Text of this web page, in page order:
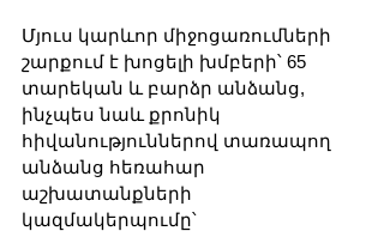
Մյուս կարևոր միջոցառումների
շարքում է խոցելի խմբերի՝ 65
տարեկան և բարձր անձանց,
ինչպես նաև քրոնիկ
հիվանություններով տառապող
անձանց հեռահար
աշխատանքների
կազմակերպումը՝